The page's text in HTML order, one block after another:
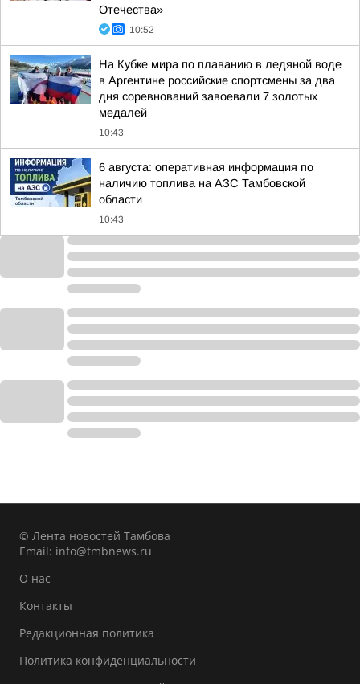
Отечества»
10:52
На Кубке мира по плаванию в ледяной воде
в Аргентине российские спортсмены за два
дня соревнований завоевали 7 золотых
медалей
10:43
6 августа: оперативная информация по
наличию топлива на АЗС Тамбовской
области
10:43
© Лента новостей Тамбова
Email: info@tmbnews.ru
О нас
Контакты
Редакционная политика
Политика конфиденциальности